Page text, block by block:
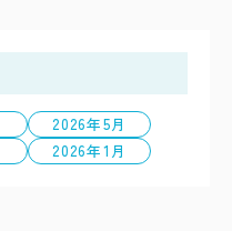
2026年5月
2026年1月